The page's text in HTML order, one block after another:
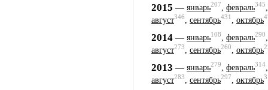
2015 — январь207, февраль345
август346 сентябрь431 октябрь
2014 — январь108, февраль290
август273 сентябрь260 октябрь
2013 — январь279, февраль314
август283 сентябрь297 октябрь